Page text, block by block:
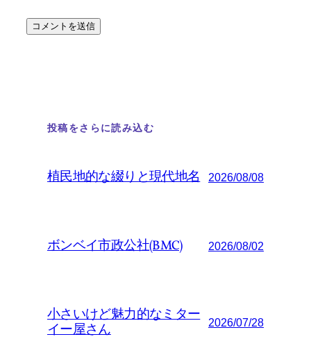
投稿をさらに読み込む
植民地的な綴りと現代地名 2026/08/08
ボンベイ市政公社(BMC) 2026/08/02
小さいけど魅力的なミター
イー屋さん
2026/07/28